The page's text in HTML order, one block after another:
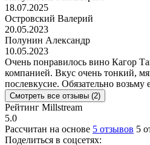
18.07.2025
Островский Валерий
20.05.2023
Полунин Александр
10.05.2023
Очень понравилось вино Кагор
компанией. Вкус очень тонкий,
послевкусие. Обязательно возьму
Смотреть все отзывы (2)
Рейтинг Millstream
5.0
Рассчитан на основе 5 отзывов 5
Поделиться в соцсетях: